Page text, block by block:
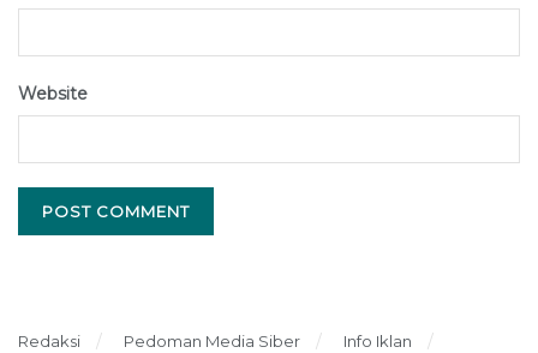
Website
Redaksi Pedoman Media Siber Info Iklan